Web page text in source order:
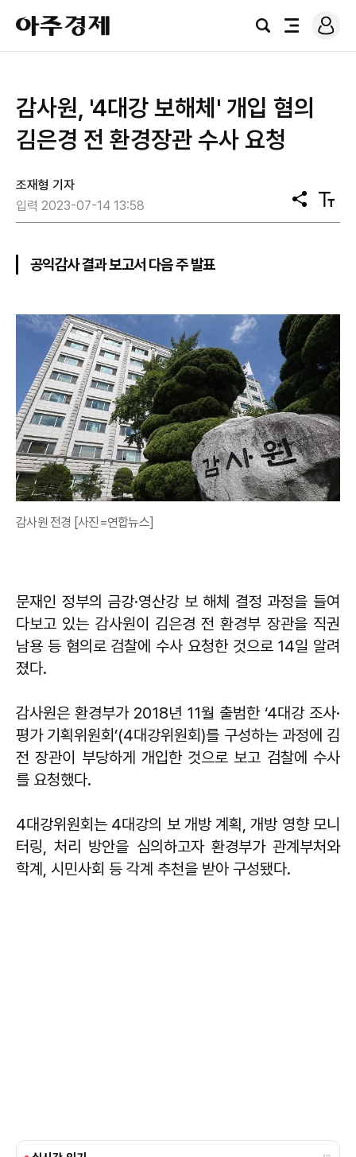
아
주
경
검
전
로
그
​감사원, '4대강 보해체' 개입 혐의
김은경 전 환경장관 수사 요청
조재형 기자
입력 2023-07-14 13:58
공
유
텍
스
공익감사 결과 보고서 다음 주 발표
감사원 전경 [사진=연합뉴스]
문재인 정부의 금강·영산강 보 해체 결정 과정을 들여
다보고 있는 감사원이 김은경 전 환경부 장관을 직권
남용 등 혐의로 검찰에 수사 요청한 것으로 14일 알려
졌다.
감사원은 환경부가 2018년 11월 출범한 ‘4대강 조사·
평가 기획위원회’(4대강위원회)를 구성하는 과정에 김
전 장관이 부당하게 개입한 것으로 보고 검찰에 수사
를 요청했다.
4대강위원회는 4대강의 보 개방 계획, 개방 영향 모니
터링, 처리 방안을 심의하고자 환경부가 관계부처와
학계, 시민사회 등 각계 추천을 받아 구성됐다.